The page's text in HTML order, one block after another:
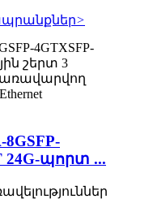
>
24G-պորտ ...